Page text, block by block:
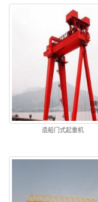
造船门式起重机